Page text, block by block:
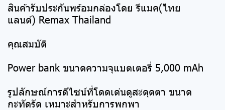
สินค้ารับประกันพร้อมกล่องโดย รีแมค(ไทย
แลนด์) Remax Thailand
คุณสมบัติ
Power bank ขนาดความจุแบตเตอรี่ 5,000 mAh
รูปลักษณ์การดีไซน์ที่โดดเด่นดูสะดุดตา ขนาด
กะทัดรัด เหมาะสำหรับการพกพา